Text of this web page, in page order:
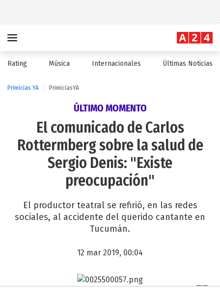
Rating Música Internacionales Últimas Noticias
Primicias YA PrimiciasYA
ÚLTIMO MOMENTO
El comunicado de Carlos
Rottermberg sobre la salud de
Sergio Denis: "Existe
preocupación"
El productor teatral se refirió, en las redes
sociales, al accidente del querido cantante en
Tucumán.
12 mar 2019, 00:04